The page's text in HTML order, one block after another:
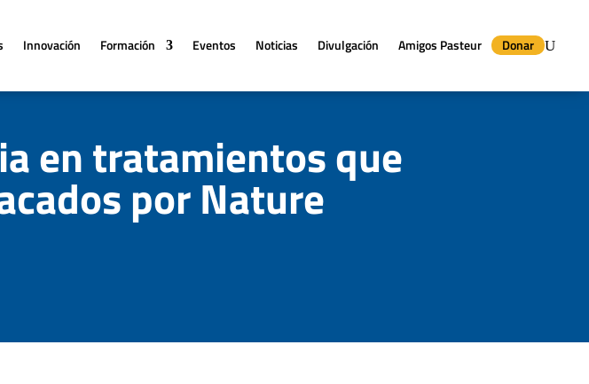
Innovación Formación Eventos Noticias Divulgación Amigos Pasteur Donar
en tratamientos que
por Nature